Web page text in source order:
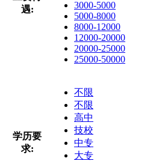
遇:
3000-5000
5000-8000
8000-12000
12000-20000
20000-25000
25000-50000
学历要
求:
不限
不限
高中
技校
中专
大专